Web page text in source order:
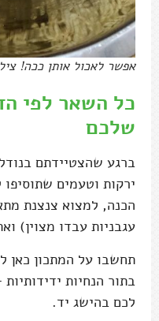
אפשר לאכול אותן ככה!
כל השאר לפי
שלכם
ברגע שהצטיידתם
ירקות וטעמים
עגבניות עבדו מצוין)
תחשבו על המתכון כאן
בתור הנחיות
לכם בהישג יד.